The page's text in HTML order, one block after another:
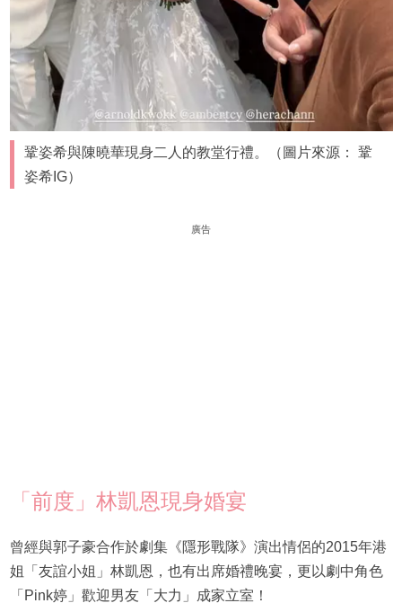
鞏姿希與陳曉華現身二人的教堂行禮。（圖片來源： 鞏
姿希IG）
廣告
「前度」林凱恩現身婚宴
曾經與郭子豪合作於劇集《隱形戰隊》演出情侶的2015年港
姐「友誼小姐」林凱恩，也有出席婚禮晚宴，更以劇中角色
「Pink婷」歡迎男友「大力」成家立室！